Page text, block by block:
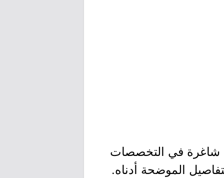
9 وظائف شاغرة في التخصصات
الموضحة أدناه.